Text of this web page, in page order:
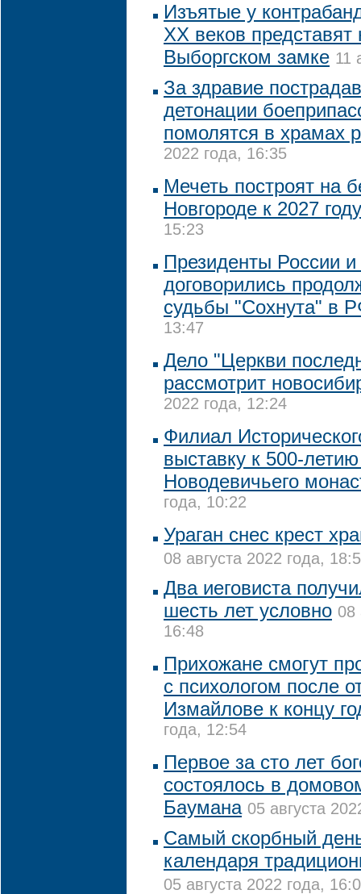
Изъятые у
XX веков
Выборгском замке 11
За здравие
детонации
помолятся в храмах
2022 года, 16:35
Мечеть построят на
Новгороде к 2027 году
15:23
Президенты России
договорились
судьбы "Сохнута" в
13:47
Дело "Церкви
рассмотрит
2022 года, 12:24
Филиал
выставку к 500-
Новодевичьего
года, 10:22
Ураган снес крест
08 августа 2022 года,
Два иеговиста
шесть лет условно 08
16:48
Прихожане смогут
с психологом после
Измайлове к концу
года, 12:54
Первое за сто лет
состоялось в
Баумана 05 августа
Самый скорбный
календаря
05 августа 2022 года,